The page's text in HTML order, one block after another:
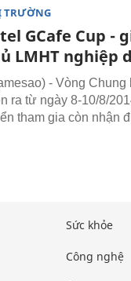
TRƯỜNG
GCafe Cup -
LMHT nghiệp
- Vòng
ra từ ngày 8-10/8/
tham gia còn nhận
Sức khỏe
Công nghệ